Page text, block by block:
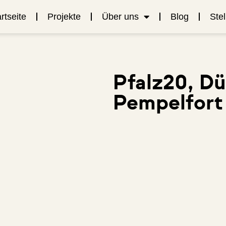
Projekte Über uns Blog
Pfalz20,
Pempelfort